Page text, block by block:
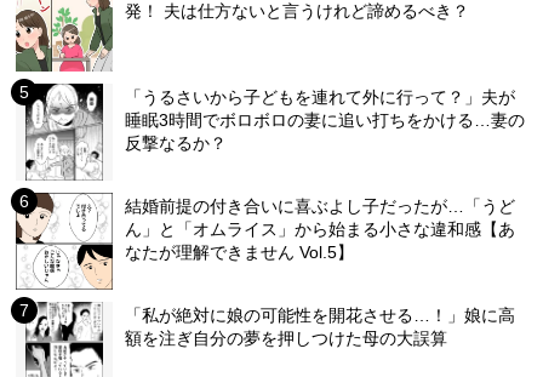
発！ 夫は仕方ないと言うけれど諦めるべき？
「うるさいから子どもを連れて外に行って？」夫が
睡眠3時間でボロボロの妻に追い打ちをかける…妻の
反撃なるか？
結婚前提の付き合いに喜ぶよし子だったが…「うど
ん」と「オムライス」から始まる小さな違和感【あ
なたが理解できません Vol.5】
「私が絶対に娘の可能性を開花させる…！」娘に高
額を注ぎ自分の夢を押しつけた母の大誤算